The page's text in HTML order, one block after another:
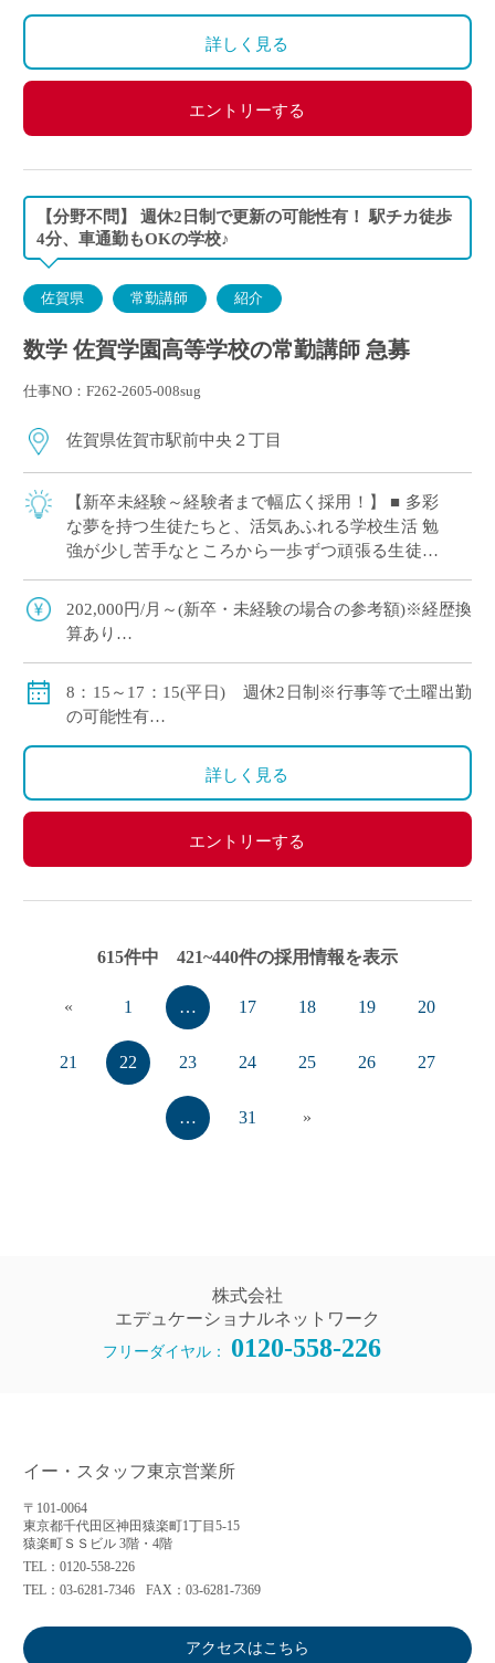
アプリに切り替えてみませんか
アプリ限定のコラムを配信中！
Web版で続行
◇モデル月収
40歳の方：381,000円/月(諸手当含む)
8：15～12：15(土曜日)
詳しく見る
エントリーする
【分野不問】 週休2日制で更新の可能性有！ 駅チカ徒歩
4分、車通勤もOKの学校♪
佐賀県 常勤講師 紹介
数学 佐賀学園高等学校の常勤講師 急募
仕事NO：F262-2605-008sug
佐賀県佐賀市駅前中央２丁目
【新卒未経験～経験者まで幅広く採用！】 ■ 多彩
な夢を持つ生徒たちと、活気あふれる学校生活 勉
強が少し苦手なところから一歩ずつ頑張る生徒さ
んから、国公立大学への進学を目指して日々机に
向かう生徒さんまで、多様な生徒さんが通 […]
202,000円/月～(新卒・未経験の場合の参考額)※経歴換
算あり
◇手当：交通費全額支給(自動車通勤の場合：最大
31,700円)
時間外労働手当、調整手当、住宅手当、扶養手当、特
◇モデル月収
40歳の方：381,000円/月(諸手当含む)
8：15～17：15(平日) 週休2日制※行事等で土曜出勤
の可能性有
8：15～12：15(土曜日)
詳しく見る
エントリーする
615件中 421~440件の採用情報を表示
« 1 … 17 18 19 20
21 22 23 24 25 26 27
… 31 »
株式会社
エデュケーショナルネットワーク
フリーダイヤル： 0120-558-226
イー・スタッフ東京営業所
〒101-0064
東京都千代田区神田猿楽町1丁目5-15
猿楽町ＳＳビル 3階・4階
TEL：0120-558-226
TEL：03-6281-7346
FAX：03-6281-7369
アクセスはこちら